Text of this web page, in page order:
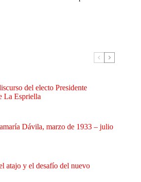
del electo Presidente
La Espriella
Dávila, marzo de 1933 – julio
atajo y el desafío del nuevo